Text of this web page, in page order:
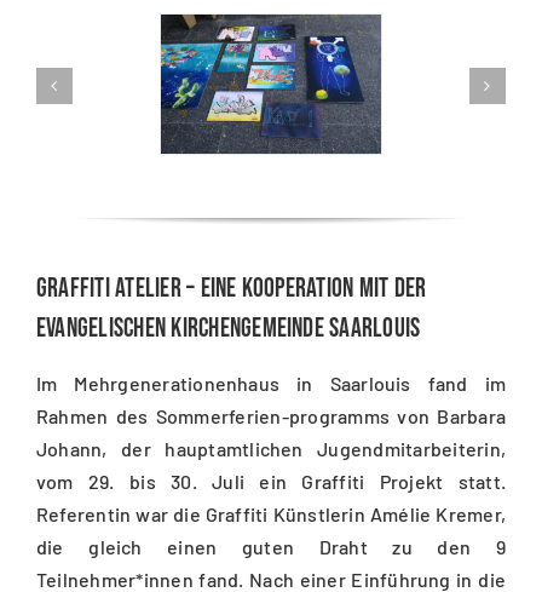
Graffiti Atelier – eine Kooperation mit der
Evangelischen Kirchengemeinde Saarlouis
Im Mehrgenerationenhaus in Saarlouis fand im
Rahmen des Sommerferien-programms von Barbara
Johann, der hauptamtlichen Jugendmitarbeiterin,
vom 29. bis 30. Juli ein Graffiti Projekt statt.
Referentin war die Graffiti Künstlerin Amélie Kremer,
die gleich einen guten Draht zu den 9
Teilnehmer*innen fand. Nach einer Einführung in die